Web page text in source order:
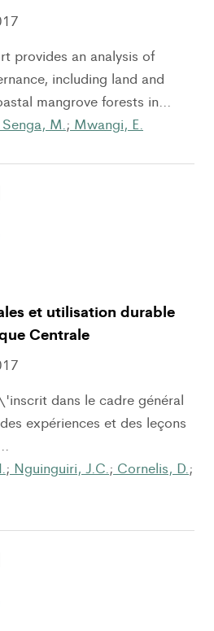
provides an analysis of
including land and
mangrove forests in...
Senga, M.; Mwangi, E.
et utilisation durable
Centrale
dans le cadre général
expériences et des leçons
; Nguinguiri, J.C.; Cornelis, D.;